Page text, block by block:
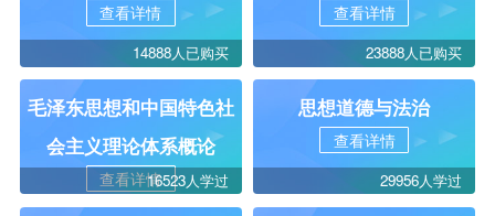
查看详情
14888人已购买
查看详情
23888人已购买
毛泽东思想和中国特色社
会主义理论体系概论
查看详情16523人学过
思想道德与法治
查看详情
29956人学过